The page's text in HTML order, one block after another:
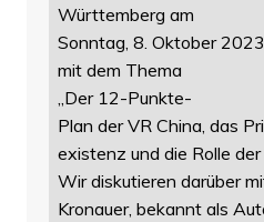
Württemberg am
Sonntag, 8. Oktober
mit dem Thema
„Der 12-Punkte-
Plan der VR China, das
existenz und die Rolle
Wir diskutieren darüber
Kronauer, bekannt als